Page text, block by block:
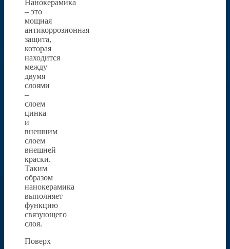
Нанокерамика
– это
мощная
антикоррозионная
защита,
которая
находится
между
двумя
слоями
–
слоем
цинка
и
внешним
слоем
внешней
краски.
Таким
образом
нанокерамика
выполняет
функцию
связующего
слоя.
Поверх